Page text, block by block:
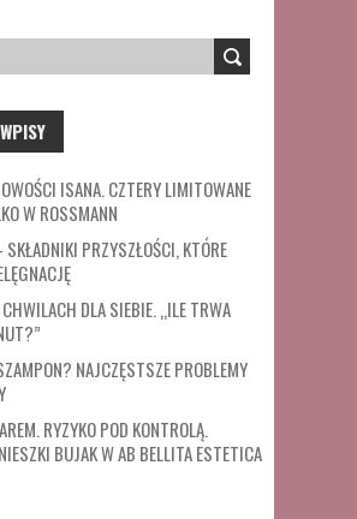
ISANA. CZTERY LIMITOWANE
W ROSSMANN
PRZYSZŁOŚCI, KTÓRE
DLA SIEBIE. „ILE TRWA
NAJCZĘSTSZE PROBLEMY
RYZYKO POD KONTROLĄ.
BUJAK W AB BELLITA ESTETICA